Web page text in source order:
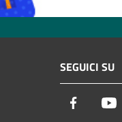
SEGUICI SU
Facebook